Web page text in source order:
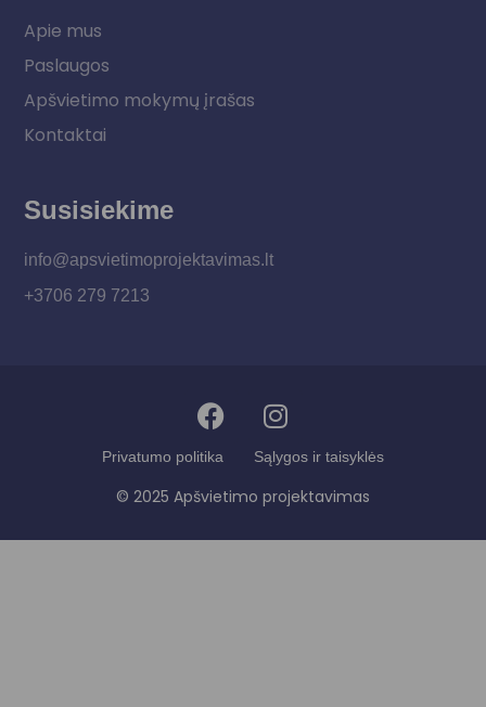
Apie mus
Paslaugos
Apšvietimo mokymų įrašas
Kontaktai
Susisiekime
info@apsvietimoprojektavimas.lt
+3706 279 7213
Privatumo politika Sąlygos ir taisyklės
© 2025 Apšvietimo projektavimas